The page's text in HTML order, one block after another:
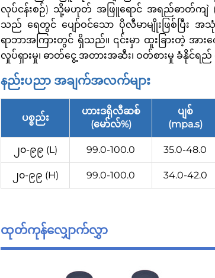
လုပ်ငန်းစဉ်) သို့မဟုတ် အဖြူရောင် အရည်ဓာတ်ကျဲ (
သည် ရေတွင် ပျော်ဝင်သော ပိုလီမာမျိုးဖြစ်ပြီး
ရာဘာအကြားတွင် ရှိသည်။ ၎င်းမှာ ထူးခြားတဲ့ အားက
လှုပ်ရှားမှု၊ ဓာတ်ငွေ့ အတားအဆီး၊ ဝတ်စားမှု ခံနိုင်
နည်းပညာ အချက်အလက်များ
ပစ္စည်း
ဟားဒရိုလီဆစ်
(မော်လ်%)
ပျစ်
(mpa.s)
၂၀-၉၉ (L) 99.0-100.0 35.0-48.0
၂၀-၉၉ (H) 99.0-100.0 34.0-42.0
ထုတ်ကုန်လျှောက်လွှာ